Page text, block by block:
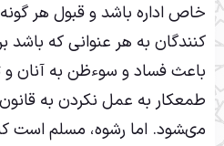
خاص اداره باشد و قبول هر
کنندگان به هر عنوانى که باشد
باعث فساد و سوءظن به آنان و
طمعکار به عمل نکردن به
مى‏شود. اما رشوه، مسلم است